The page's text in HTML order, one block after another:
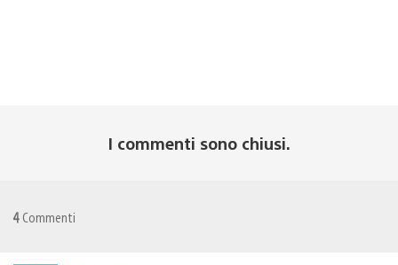
I commenti sono chiusi.
4 Commenti